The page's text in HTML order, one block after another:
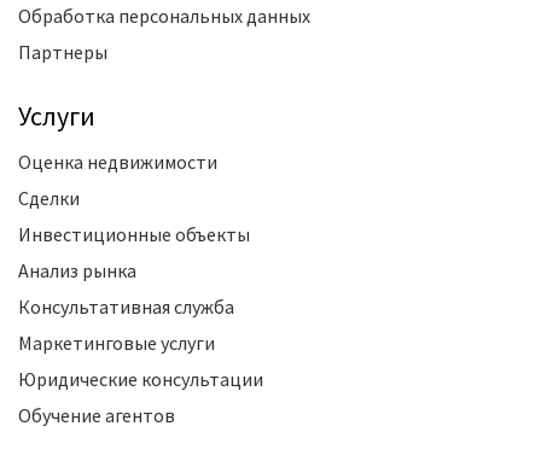
Обработка персональных данных
Партнеры
Услуги
Оценка недвижимости
Сделки
Инвестиционные объекты
Анализ рынка
Консультативная служба
Маркетинговые услуги
Юридические консультации
Обучение агентов